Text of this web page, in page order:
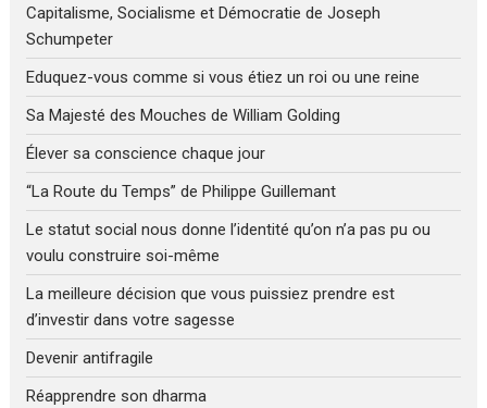
Capitalisme, Socialisme et Démocratie de Joseph
Schumpeter
Eduquez-vous comme si vous étiez un roi ou une reine
Sa Majesté des Mouches de William Golding
Élever sa conscience chaque jour
“La Route du Temps” de Philippe Guillemant
Le statut social nous donne l’identité qu’on n’a pas pu ou
voulu construire soi-même
La meilleure décision que vous puissiez prendre est
d’investir dans votre sagesse
Devenir antifragile
Réapprendre son dharma